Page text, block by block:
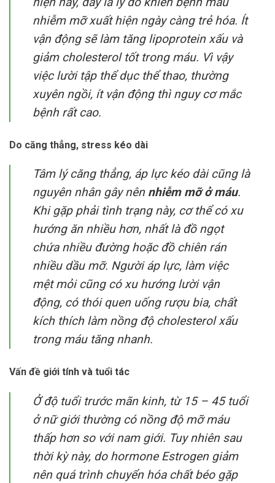
nhiễm mỡ xuất hiện ngày càng trẻ hóa. Ít
vận động sẽ làm tăng lipoprotein xấu và
giảm cholesterol tốt trong máu. Vì vậy
việc lười tập thể dục thể thao, thường
xuyên ngồi, ít vận động thì nguy cơ mắc
bệnh rất cao.
Do căng thẳng, stress kéo dài
Tâm lý căng thẳng, áp lực kéo dài cũng là
nguyên nhân gây nên nhiễm mỡ ở máu.
Khi gặp phải tình trạng này, cơ thể có xu
hướng ăn nhiều hơn, nhất là đồ ngọt
chứa nhiều đường hoặc đồ chiên rán
nhiều dầu mỡ. Người áp lực, làm việc
mệt mỏi cũng có xu hướng lười vận
động, có thói quen uống rượu bia, chất
kích thích làm nồng độ cholesterol xấu
trong máu tăng nhanh.
Vấn đề giới tính và tuổi tác
Ở độ tuổi trước mãn kinh, từ 15 – 45 tuổi
ở nữ giới thường có nồng độ mỡ máu
thấp hơn so với nam giới. Tuy nhiên sau
thời kỳ này, do hormone Estrogen giảm
nên quá trình chuyển hóa chất béo gặp